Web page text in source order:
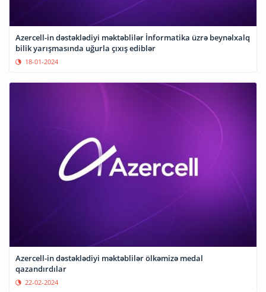
Azercell-in dəstəklədiyi məktəblilər İnformatika üzrə beynəlxalq
bilik yarışmasında uğurla çıxış ediblər
18-01-2024
Azercell-in dəstəklədiyi məktəblilər ölkəmizə medal
qazandırdılar
22-02-2024